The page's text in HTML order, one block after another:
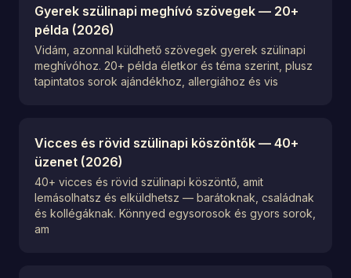
Gyerek szülinapi meghívó szövegek — 20+
példa (2026)
Vidám, azonnal küldhető szövegek gyerek szülinapi
meghívóhoz. 20+ példa életkor és téma szerint, plusz
tapintatos sorok ajándékhoz, allergiához és vis
Vicces és rövid szülinapi köszöntők — 40+
üzenet (2026)
40+ vicces és rövid szülinapi köszöntő, amit
lemásolhatsz és elküldhetsz — barátoknak, családnak
és kollégáknak. Könnyed egysorosok és gyors sorok,
am